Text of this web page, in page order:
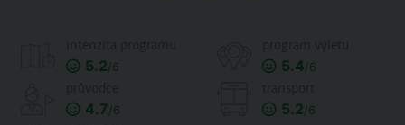
5.2/6 5.4/6
4.7/6 5.2/6